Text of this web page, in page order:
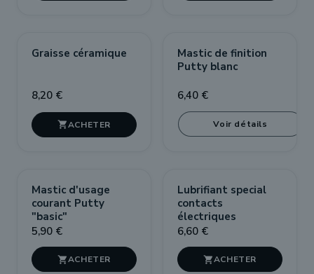
Graisse céramique
8,20 €

RUPTURE DE STOCK
Mastic de finition
Putty blanc
6,40 €
Voir détails
Mastic d'usage
courant Putty
"basic"
5,90 €

Lubrifiant special
contacts
électriques
6,60 €
